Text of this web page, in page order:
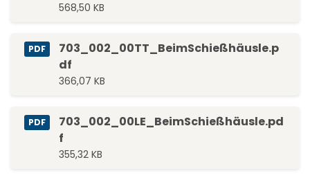
568,50 KB
PDF
703_002_00TT_BeimSchießhäusle.p
df
366,07 KB
PDF
703_002_00LE_BeimSchießhäusle.pd
f
355,32 KB